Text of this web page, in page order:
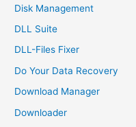
Disk Management
DLL Suite
DLL-Files Fixer
Do Your Data Recovery
Download Manager
Downloader